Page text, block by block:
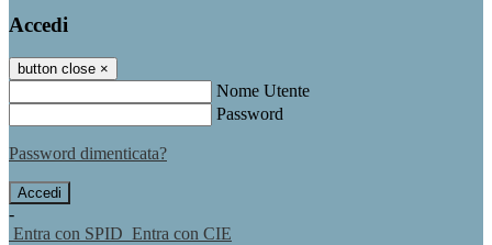
Accedi
button close ×
Nome Utente
Password
Password dimenticata?
-
Entra con SPID Entra con CIE